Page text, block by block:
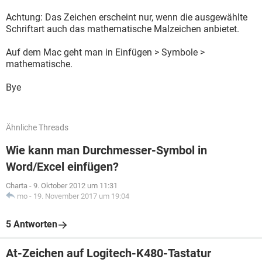
Achtung: Das Zeichen erscheint nur, wenn die ausgewählte
Schriftart auch das mathematische Malzeichen anbietet.
Auf dem Mac geht man in Einfügen > Symbole >
mathematische.
Bye
Ähnliche Threads
Wie kann man Durchmesser-Symbol in
Word/Excel einfügen?
Charta - 9. Oktober 2012 um 11:31
mo - 19. November 2017 um 19:04
5 Antworten
At-Zeichen auf Logitech-K480-Tastatur